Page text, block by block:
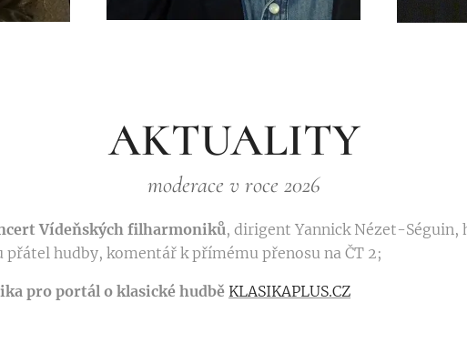
AKTUALITY
moderace v roce 2026
Vídeňských filharmoniků, dirigent Yannick Nézet-Séguin,
přátel hudby, komentář k přímému přenosu na ČT 2;
pro portál o klasické hudbě KLASIKAPLUS.CZ